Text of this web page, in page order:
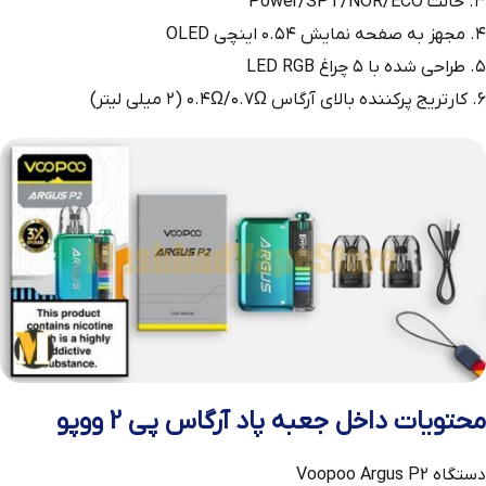
۴. مجهز به صفحه نمایش ۰.۵۴ اینچی OLED
۵. طراحی شده با ۵ چراغ LED RGB
۶. کارتریج پرکننده بالای آرگاس ۰.۴Ω/۰.۷Ω (۲ میلی لیتر)
محتویات داخل جعبه پاد آرگاس پی 2 ووپو
دستگاه Voopoo Argus P2